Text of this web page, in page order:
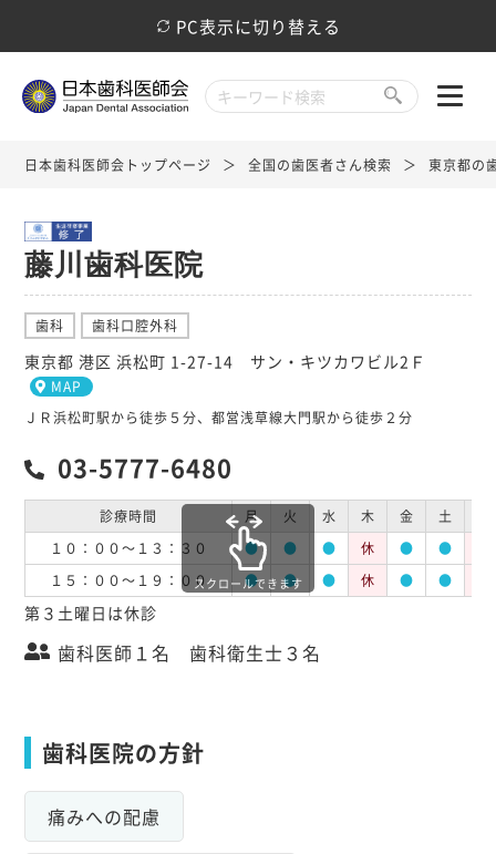
PC表示に切り替える
日本歯科医師会トップページ 全国の歯医者さん検索 東京都の
藤川歯科医院
歯科 歯科口腔外科
東京都 港区 浜松町 1-27-14 サン・キツカワビル2Ｆ
MAP
ＪＲ浜松町駅から徒歩５分、都営浅草線大門駅から徒歩２分
03-5777-6480
診療時間 月 火 水 木 金 土
１０：００～１３：３０
● ● ● 休 ● ●
１５：００～１９：００
● ● ● 休 ● ●
スクロールできます
第３土曜日は休診
歯科医師１名 歯科衛生士３名
歯科医院の方針
痛みへの配慮